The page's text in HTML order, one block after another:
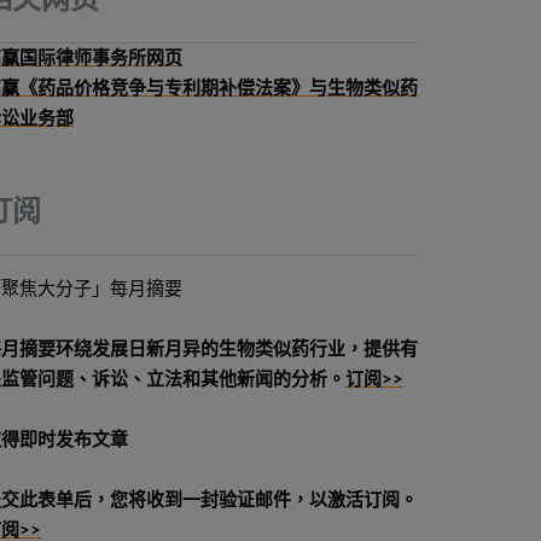
国际律师事务所网页
《药品价格竞争与专利期补偿法案》与生物类似药
业务部
阅
焦大分子」每月摘要
摘要环绕发展日新月异的生物类似药行业，提供有
管问题、诉讼、立法和其他新闻的分析。 订阅>>
即时发布文章
此表单后，您将收到一封验证邮件，以激活订阅。
>>